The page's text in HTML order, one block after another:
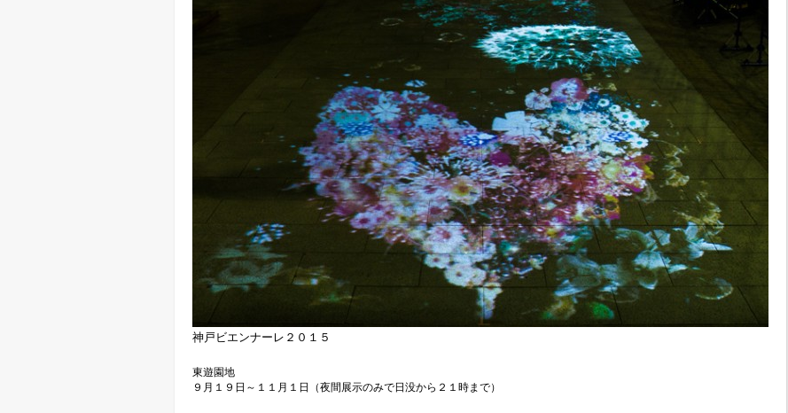
神戸ビエンナーレ２０１５
東遊園地
９月１９日～１１月１日（夜間展示のみで日没から２１時まで）